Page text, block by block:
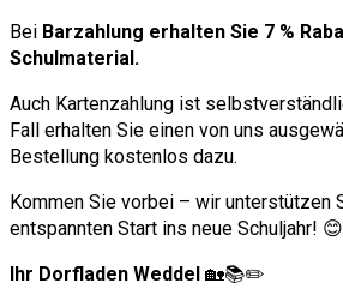
Bei Barzahlung erhalten Sie 7 %
Schulmaterial.
Auch Kartenzahlung ist
Fall erhalten Sie einen von uns
Bestellung kostenlos dazu.
Kommen Sie vorbei – wir unterstützen
entspannten Start ins neue Schuljahr! 😊
Ihr Dorfladen Weddel 🏡📚✏️